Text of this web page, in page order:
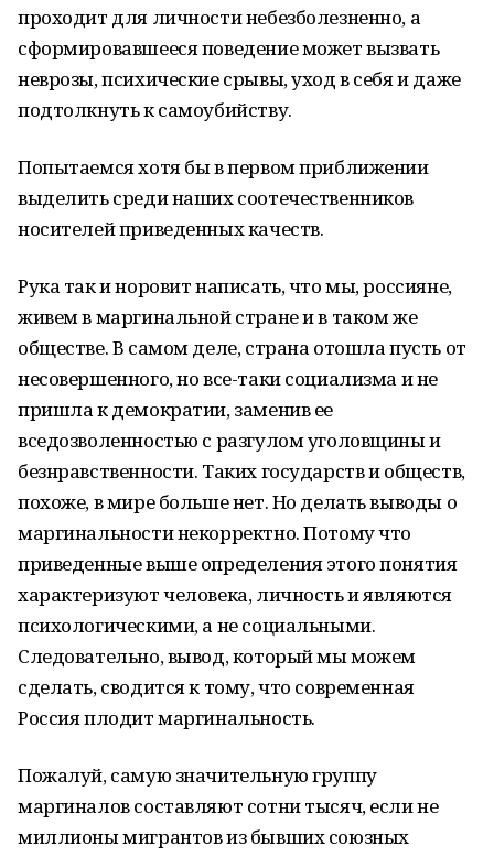
проходит для личности небезболезненно, а
сформировавшееся поведение может вызвать
неврозы, психические срывы, уход в себя и даже
подтолкнуть к самоубийству.
Попытаемся хотя бы в первом приближении
выделить среди наших соотечественников
носителей приведенных качеств.
Рука так и норовит написать, что мы, россияне,
живем в маргинальной стране и в таком же
обществе. В самом деле, страна отошла пусть от
несовершенного, но все-таки социализма и не
пришла к демократии, заменив ее
вседозволенностью с разгулом уголовщины и
безнравственности. Таких государств и обществ,
похоже, в мире больше нет. Но делать выводы о
маргинальности некорректно. Потому что
приведенные выше определения этого понятия
характеризуют человека, личность и являются
психологическими, а не социальными.
Следовательно, вывод, который мы можем
сделать, сводится к тому, что современная
Россия плодит маргинальность.
Пожалуй, самую значительную группу
маргиналов составляют сотни тысяч, если не
миллионы мигрантов из бывших союзных